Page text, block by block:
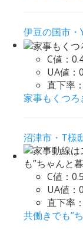
伊豆の国市・
C値：
UA値：
直下率：
家事もくつ
沼津市・T様
C値： 0.5
UA値：
直下率：
共働きでも”